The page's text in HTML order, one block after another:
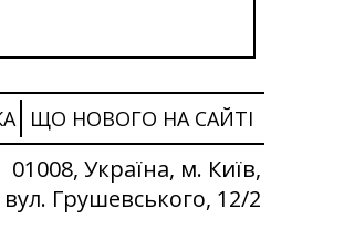
ЩО НОВОГО НА САЙТІ
01008, Україна, м. Київ,
вул. Грушевського, 12/2